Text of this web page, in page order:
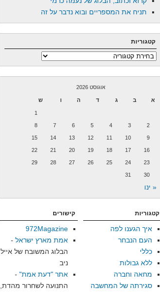
תניח את המספריים ובוא נדבר על זה
קטגוריות
קטגוריות
אוגוסט 2026
א ב ג ד ה ו ש
1
2
3
4
5
6
7
8
9
10
11
12
13
14
15
16
17
18
19
20
21
22
23
24
25
26
27
28
29
30
31
« ינו
קטגוריות
איך הגענו לפה
העם הנבחר
כללי
ללא גבולות
מחאה וחברה
סגירתה של המחשבה
קישורים
972Magazine
אמת מארץ ישראל -
הבלוג המשובח של אייל
ניב
אתר "דעת אמת" -
התנועה לשחרור מהדת,